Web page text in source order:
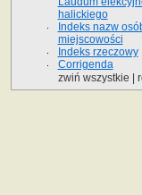
halickiego
Indeks nazw
miejscowości
Indeks rzeczowy
Corrigenda
zwiń wszystkie